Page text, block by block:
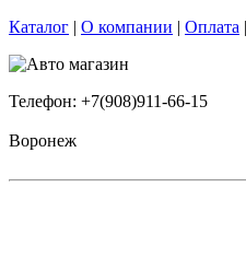
Каталог | О компании | Оплата |
Телефон: +7(908)911-66-15
Воронеж